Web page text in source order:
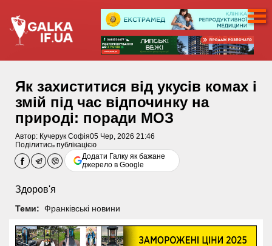
Як захиститися від укусів комах і
змій під час відпочинку на
природі: поради МОЗ
Автор: Кучерук Софія05 Чер, 2026 21:46
Поділитись публікацією
Додати Галку як бажане
джерело в Google
Здоров'я
Теми: Франківські новини